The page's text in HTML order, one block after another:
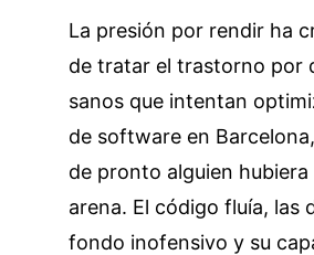
La presión por rendir ha
de tratar el trastorno por
sanos que intentan
de software en
de pronto alguien
arena. El código fluía, las
fondo inofensivo y su